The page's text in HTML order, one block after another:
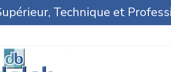
Technique et